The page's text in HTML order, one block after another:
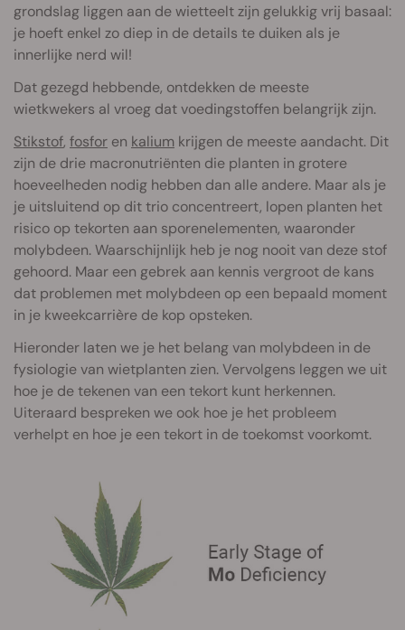
grondslag liggen aan de wietteelt zijn gelukkig vrij basaal:
je hoeft enkel zo diep in de details te duiken als je
innerlijke nerd wil!
Dat gezegd hebbende, ontdekken de meeste
wietkwekers al vroeg dat voedingstoffen belangrijk zijn.
Stikstof, fosfor en kalium krijgen de meeste aandacht. Dit
zijn de drie macronutriënten die planten in grotere
hoeveelheden nodig hebben dan alle andere. Maar als je
je uitsluitend op dit trio concentreert, lopen planten het
risico op tekorten aan sporenelementen, waaronder
molybdeen. Waarschijnlijk heb je nog nooit van deze stof
gehoord. Maar een gebrek aan kennis vergroot de kans
dat problemen met molybdeen op een bepaald moment
in je kweekcarrière de kop opsteken.
Hieronder laten we je het belang van molybdeen in de
fysiologie van wietplanten zien. Vervolgens leggen we uit
hoe je de tekenen van een tekort kunt herkennen.
Uiteraard bespreken we ook hoe je het probleem
verhelpt en hoe je een tekort in de toekomst voorkomt.